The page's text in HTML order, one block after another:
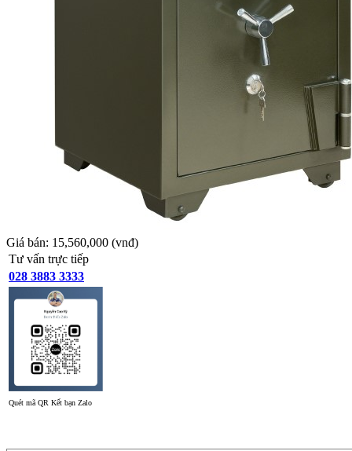
Giá bán: 15,560,000 (vnđ)
Tư vấn trực tiếp
028 3883 3333
Quét mã QR Kết bạn Zalo